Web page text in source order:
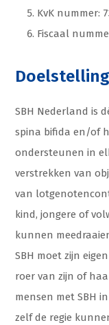
KvK nummer:
Fiscaal
SBH Nederland is
spina bifida en/of
ondersteunen in
verstrekken van
van
kind, jongere of
kunnen
SBH moet zijn
roer van zijn of
mensen met SBH
zelf de regie